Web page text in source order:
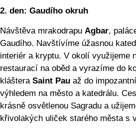
2. den: Gaudího okruh
Návštěva mrakodrapu Agbar,
Gaudího. Navštívíme úžasnou
interiér a kryptu. V okolí využijeme
restaurací na oběd a vyrazíme do
kláštera Saint Pau až do
výhledem na město a katedrálu.
krásně osvětlenou Sagradu a
křivolakých uliček starého města s